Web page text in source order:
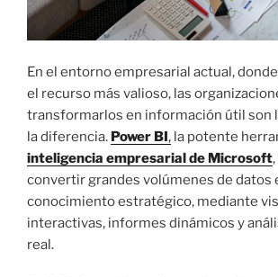
En el entorno empresarial actual,
el recurso más valioso, las
transformarlos en información útil son
la diferencia. Power BI, la potente
inteligencia empresarial de Microsoft
convertir grandes volúmenes de datos
conocimiento estratégico, mediante
interactivas, informes dinámicos y
real.